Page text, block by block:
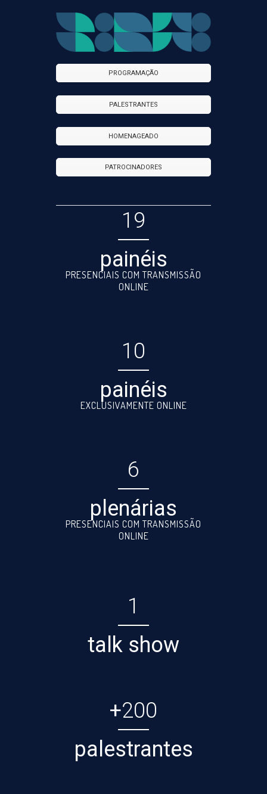
PROGRAMAÇÃO
PALESTRANTES
HOMENAGEADO
PATROCINADORES
19
painéis
PRESENCIAIS COM TRANSMISSÃO
ONLINE
10
painéis
EXCLUSIVAMENTE ONLINE
6
plenárias
PRESENCIAIS COM TRANSMISSÃO
ONLINE
1
talk show
+200
palestrantes